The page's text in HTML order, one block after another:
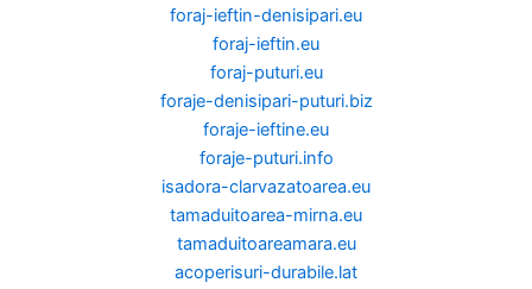
foraj-ieftin-denisipari.eu
foraj-ieftin.eu
foraj-puturi.eu
foraje-denisipari-puturi.biz
foraje-ieftine.eu
foraje-puturi.info
isadora-clarvazatoarea.eu
tamaduitoarea-mirna.eu
tamaduitoareamara.eu
acoperisuri-durabile.lat